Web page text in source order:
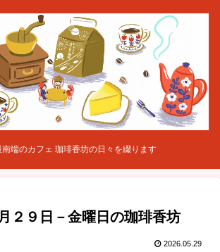
端のカフェ 珈琲香坊の日々を綴ります
２９日－金曜日の珈琲香坊
2026.05.29